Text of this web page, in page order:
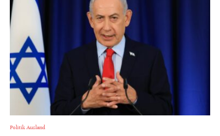
Politik Ausland